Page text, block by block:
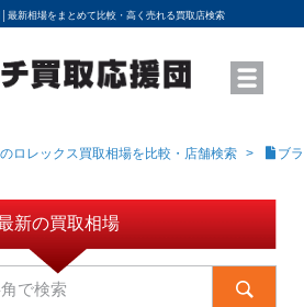
最新相場をまとめて比較・高く売れる買取店検索
中取相場を調べる
買取相場を調べる
す
る方法
ロレックス買取相場を比較・店舗検索 ブ
新の買取相場